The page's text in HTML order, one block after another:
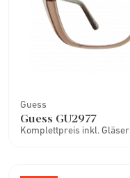
Guess
Guess GU2977
Komplettpreis inkl. Gläser